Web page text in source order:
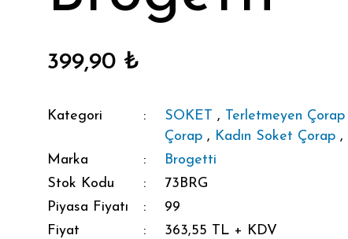
399,90 ₺
Kategori SOKET , Terletmeyen Çorap
Çorap , Kadın Soket Çorap ,
Marka
Brogetti
Stok Kodu
73BRG
Piyasa Fiyatı
99
Fiyat
363,55 TL + KDV